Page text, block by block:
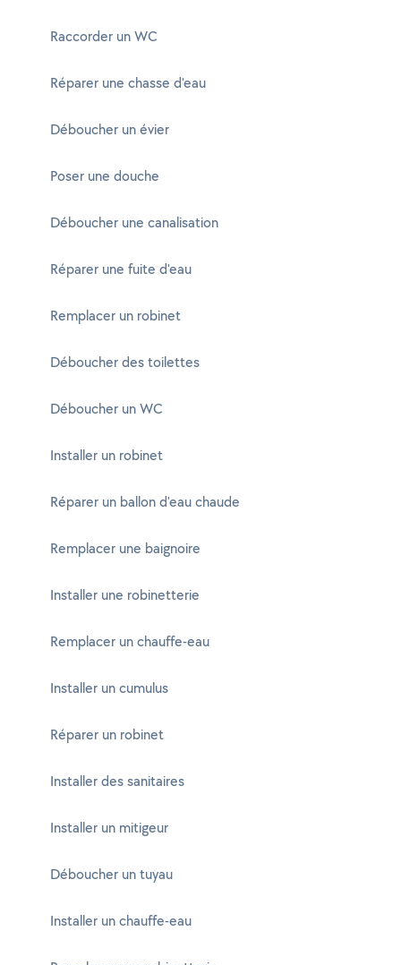
Raccorder un WC
Réparer une chasse d'eau
Déboucher un évier
Poser une douche
Déboucher une canalisation
Réparer une fuite d'eau
Remplacer un robinet
Déboucher des toilettes
Déboucher un WC
Installer un robinet
Réparer un ballon d'eau chaude
Remplacer une baignoire
Installer une robinetterie
Remplacer un chauffe-eau
Installer un cumulus
Réparer un robinet
Installer des sanitaires
Installer un mitigeur
Déboucher un tuyau
Installer un chauffe-eau